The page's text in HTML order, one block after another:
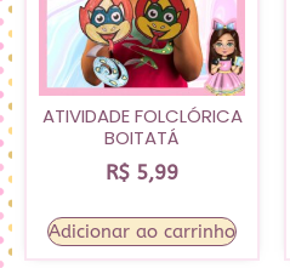
ATIVIDADE FOLCLÓRICA
BOITATÁ
R$ 5,99
Adicionar ao carrinho